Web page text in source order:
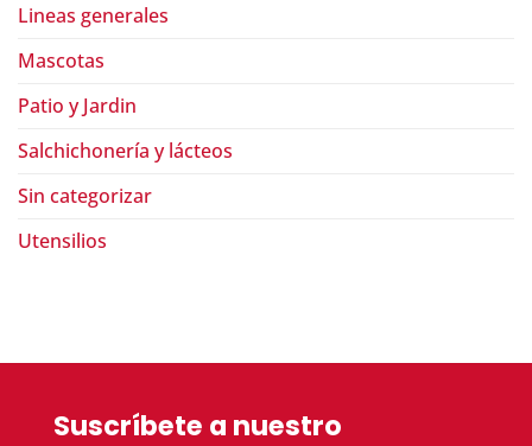
Lineas generales
Mascotas
Patio y Jardin
Salchichonería y lácteos
Sin categorizar
Utensilios
Suscríbete a nuestro